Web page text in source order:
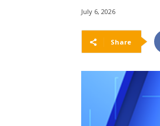
July 6, 2026
Share